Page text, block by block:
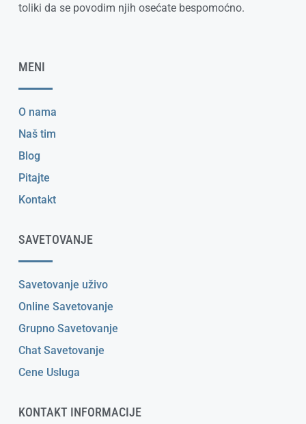
toliki da se povodim njih osećate bespomoćno.
MENI
O nama
Naš tim
Blog
Pitajte
Kontakt
SAVETOVANJE
Savetovanje uživo
Online Savetovanje
Grupno Savetovanje
Chat Savetovanje
Cene Usluga
KONTAKT INFORMACIJE